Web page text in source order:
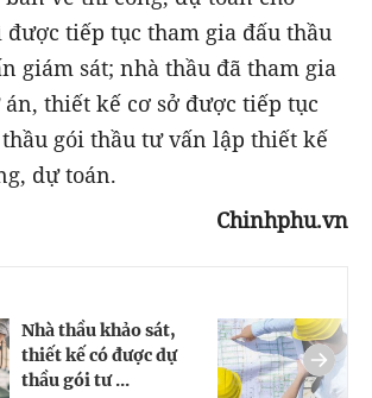
tiếp tục tham gia đấu thầu
giám sát; nhà thầu đã tham gia
thiết kế cơ sở được tiếp tục
gói thầu tư vấn lập thiết kế
dự toán.
Chinhphu.vn
Nhà thầu khảo sát,
thiết kế có được dự
thầu gói tư ...